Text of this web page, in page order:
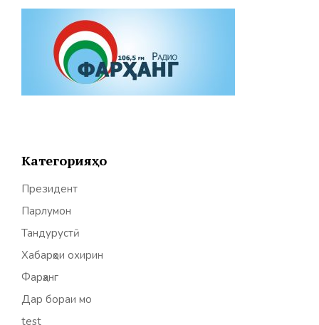
Категорияҳо
Президент
Парлумон
Тандурустӣ
Хабарҳои охирин
Фарҳанг
Дар бораи мо
test